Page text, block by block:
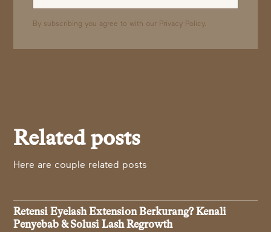
By subscribing you agree to with our Privacy Policy.
Related posts
Here are couple related posts
Retensi Eyelash Extension Berkurang? Kenali
Penyebab & Solusi Lash Regrowth